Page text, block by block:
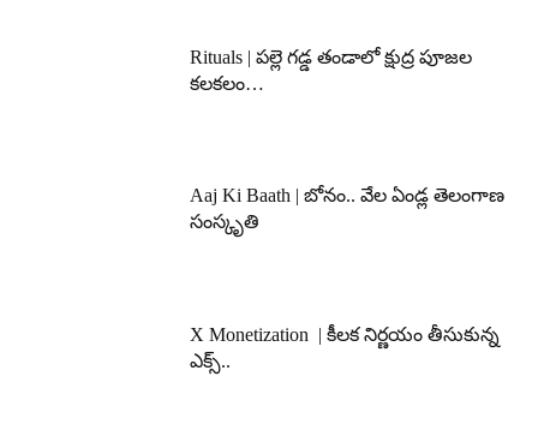
Rituals | పల్లె గడ్డ తండాలో క్షుద్ర పూజల
కలకలం…
Aaj Ki Baath | బోనం.. వేల ఏండ్ల తెలంగాణ
సంస్కృతి
X Monetization | కీలక నిర్ణయం తీసుకున్న
ఎక్స్..